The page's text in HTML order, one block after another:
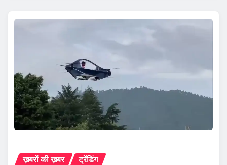
ख़बरों की ख़बर ट्रेंडिंग